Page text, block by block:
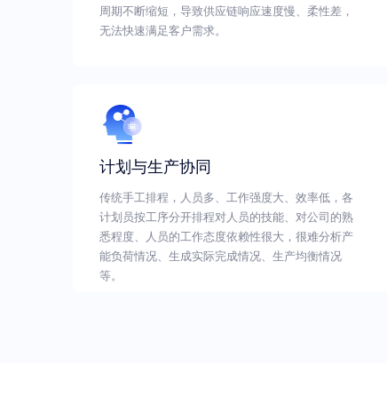
周期不断缩短，导致供应链响应速度慢、柔性差，
无法快速满足客户需求。
计划与生产协同
传统手工排程，人员多、工作强度大、效率低，各
计划员按工序分开排程对人员的技能、对公司的熟
悉程度、人员的工作态度依赖性很大，很难分析产
能负荷情况、生成实际完成情况、生产均衡情况
等。